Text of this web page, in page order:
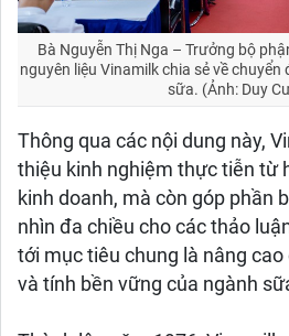
Bà Nguyễn Thị Nga – Trưởng bộ
nguyên liệu Vinamilk chia sẻ về
sữa. (Ảnh: Duy
Thông qua các nội dung này,
thiệu kinh nghiệm thực tiễn từ
kinh doanh, mà còn góp phần
nhìn đa chiều cho các thảo
tới mục tiêu chung là nâng
và tính bền vững của ngành